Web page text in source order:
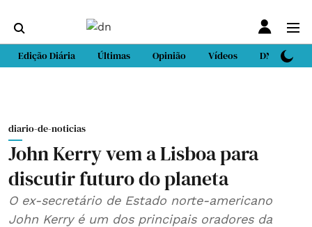
Edição Diária Últimas Opinião Vídeos DN Sport
diario-de-noticias
John Kerry vem a Lisboa para
discutir futuro do planeta
O ex-secretário de Estado norte-americano
John Kerry é um dos principais oradores da